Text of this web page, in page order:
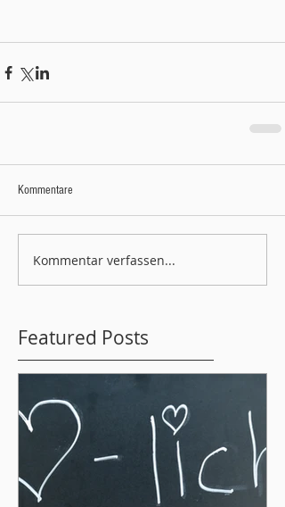
Kommentare
Kommentar verfassen...
Featured Posts